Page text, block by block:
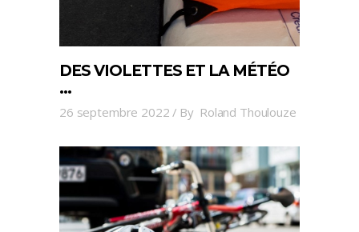
DES VIOLETTES ET LA MÉTÉO
…
26 septembre 2022 By Roland Thoulouze